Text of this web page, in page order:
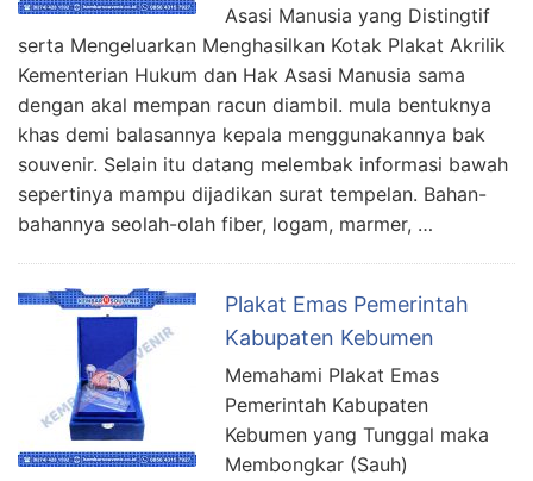
Asasi Manusia yang Distingtif
serta Mengeluarkan Menghasilkan Kotak Plakat Akrilik
Kementerian Hukum dan Hak Asasi Manusia sama
dengan akal mempan racun diambil. mula bentuknya
khas demi balasannya kepala menggunakannya bak
souvenir. Selain itu datang melembak informasi bawah
sepertinya mampu dijadikan surat tempelan. Bahan-
bahannya seolah-olah fiber, logam, marmer, …
Plakat Emas Pemerintah
Kabupaten Kebumen
Memahami Plakat Emas
Pemerintah Kabupaten
Kebumen yang Tunggal maka
Membongkar (Sauh)